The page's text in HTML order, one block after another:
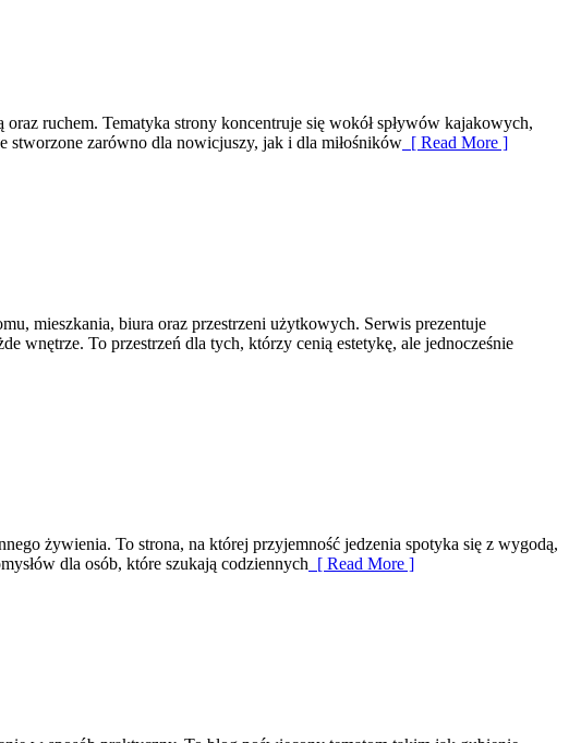
ruchem. Tematyka strony koncentruje się wokół spływów kajakowych,
stworzone zarówno dla nowicjuszy, jak i dla miłośników [ Read More ]
mieszkania, biura oraz przestrzeni użytkowych. Serwis prezentuje
wnętrze. To przestrzeń dla tych, którzy cenią estetykę, ale jednocześnie
żywienia. To strona, na której przyjemność jedzenia spotyka się z wygodą,
dla osób, które szukają codziennych [ Read More ]